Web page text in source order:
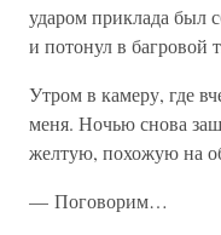
ударом приклада был
и потонул в багровой
Утром в камеру, где
меня. Ночью снова
желтую, похожую на
— Поговорим…